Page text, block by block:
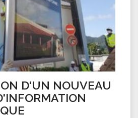
D'UN NOUVEAU